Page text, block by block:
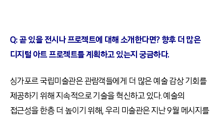
Q:곧 있을 전시나 프로젝트에 대해 소개한다면? 향후 더 많은
디지털 아트 프로젝트를 계획하고 있는지 궁금하다.
싱가포르 국립미술관은 관람객들에게 더 많은 예술 감상 기회를
제공하기 위해 지속적으로 기술을 혁신하고 있다.예술의
접근성을 한층 더 높이기 위해,우리 미술관은 지난9월 메시지를